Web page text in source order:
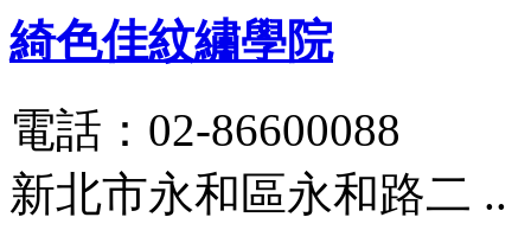
綺色佳紋繡學院
電話：02-86600088
新北市永和區永和路二 ..